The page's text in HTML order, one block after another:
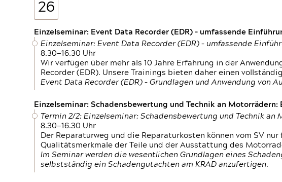
26
Einzelseminar: Event Data Recorder (EDR) – umfassende
Einzelseminar: Event Data Recorder (EDR) – umfassende
8.30—16.30 Uhr
Wir verfügen über mehr als 10 Jahre Erfahrung in der
Recorder (EDR). Unsere Trainings bieten daher einen
Event Data Recorder (EDR) – Grundlagen und Anwendung von
Einzelseminar: Schadensbewertung und Technik an
Termin 2/2: Einzelseminar: Schadensbewertung und Technik
8.30—16.30 Uhr
Der Reparaturweg und die Reparaturkosten können vom SV
Qualitätsmerkmale der Teile und der Ausstattung des
Im Seminar werden die wesentlichen Grundlagen eines
selbstständig ein Schadengutachten am KRAD anzufertigen.